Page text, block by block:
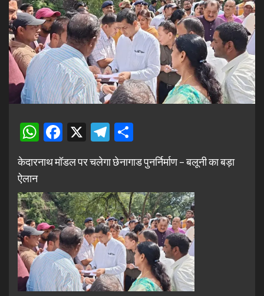
WhatsApp
Facebook
X Telegram
केदारनाथ मॉडल पर चलेगा छेनागाड पुनर्निर्माण – बलूनी का बड़ा
ऐलान